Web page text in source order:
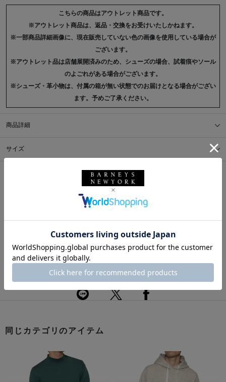
こちらの商品はアウトレット商品です。
※アウトレット商品は、返品・交換をお受けいたしかねます。
※一部商品詳細画像に、現在販売していない色の画像を使用している場合が
ございます。
※アウトレット品は店舗展開済みのため、シューズの場合、試着痕やソール
のよごれがある場合がございます。
※シューズ・革小物は、付属の箱が無い状態でのお届けとなる場合がござい
ます。予めご了承ください。
商品詳細
サイズ
※採寸の詳細につきましては、サイズガイドをご覧ください。
配送について
返品・交換について
このアイテムをシェアする
同じカテゴリのアイテム